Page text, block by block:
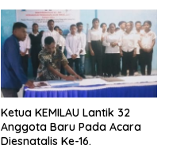
Ketua KEMILAU Lantik 32
Anggota Baru Pada Acara
Diesnatalis Ke-16.